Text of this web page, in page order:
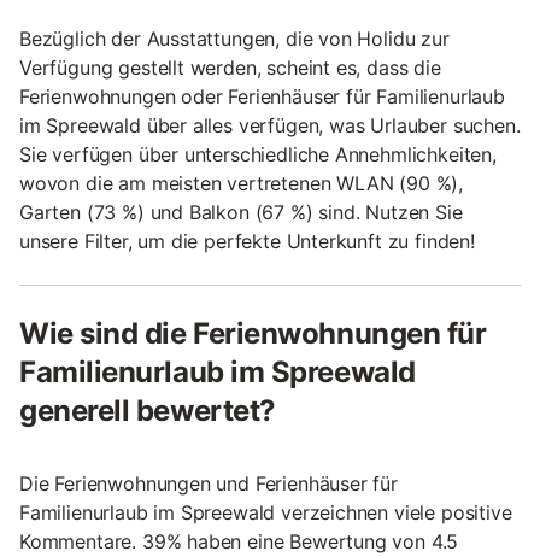
Bezüglich der Ausstattungen, die von Holidu zur
Verfügung gestellt werden, scheint es, dass die
Ferienwohnungen oder Ferienhäuser für Familienurlaub
im Spreewald über alles verfügen, was Urlauber suchen.
Sie verfügen über unterschiedliche Annehmlichkeiten,
wovon die am meisten vertretenen WLAN (90 %),
Garten (73 %) und Balkon (67 %) sind. Nutzen Sie
unsere Filter, um die perfekte Unterkunft zu finden!
Wie sind die Ferienwohnungen für
Familienurlaub im Spreewald
generell bewertet?
Die Ferienwohnungen und Ferienhäuser für
Familienurlaub im Spreewald verzeichnen viele positive
Kommentare. 39% haben eine Bewertung von 4.5